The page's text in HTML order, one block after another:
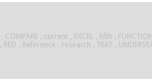
, COMPARE , current , EXCEL , fifth ,
, RED , Reference , research , TEXT ,